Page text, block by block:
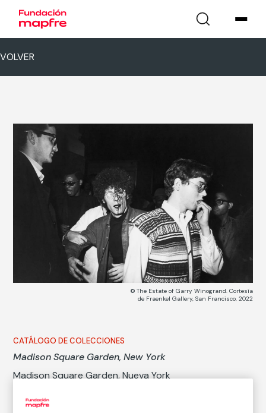
VOLVER
© The Estate of Garry Winogrand. Cortesía
de Fraenkel Gallery, San Francisco, 2022
CATÁLOGO DE COLECCIONES
Madison Square Garden, New York
Madison Square Garden, Nueva York
Garry Winogrand